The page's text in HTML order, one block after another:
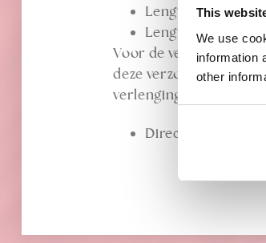
This
We use
information
other
Lengte 40cm met
Lengte 50cm met
Voor de verzorging
deze
verlenging.
Direct uit